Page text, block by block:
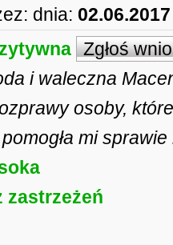
dnia:
Zgłoś
i waleczna
osoby,
mi
zastrzeżeń